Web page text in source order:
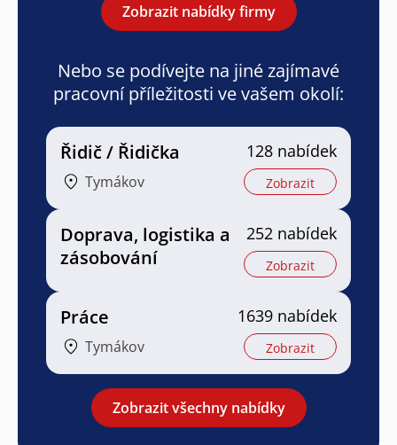
Zobrazit nabídky firmy
Nebo se podívejte na jiné zajímavé
pracovní příležitosti ve vašem okolí:
Řidič / Řidička
Tymákov
128 nabídek
Zobrazit
Doprava, logistika a
zásobování
252 nabídek
Zobrazit
Práce
Tymákov
1639 nabídek
Zobrazit
Zobrazit všechny nabídky